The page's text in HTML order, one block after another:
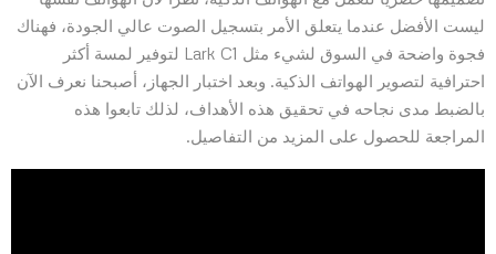
ليست الأفضل عندما يتعلق الأمر بتسجيل الصوت عالي الجودة، فهناك
فجوة واضحة في السوق لشيء مثل Lark C1 لتوفير لمسة أكثر
احترافية لتصوير الهواتف الذكية. وبعد اختبار الجهاز، أصبحنا نعرف الآن
بالضبط مدى نجاحه في تحقيق هذه الأهداف، لذلك تابعوا هذه
المراجعة للحصول على المزيد من التفاصيل.